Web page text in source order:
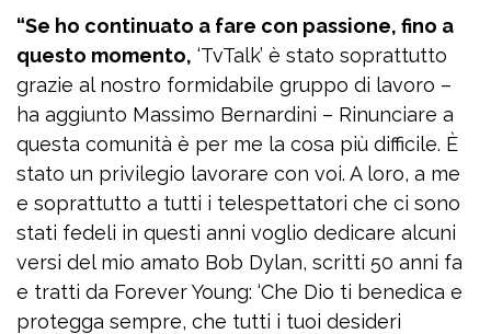
“Se ho continuato a fare con passione, fino a
questo momento, ‘TvTalk’ è stato soprattutto
grazie al nostro formidabile gruppo di lavoro –
ha aggiunto Massimo Bernardini – Rinunciare a
questa comunità è per me la cosa più difficile. È
stato un privilegio lavorare con voi. A loro, a me
e soprattutto a tutti i telespettatori che ci sono
stati fedeli in questi anni voglio dedicare alcuni
versi del mio amato Bob Dylan, scritti 50 anni fa
e tratti da Forever Young: ‘Che Dio ti benedica e
protegga sempre, che tutti i tuoi desideri